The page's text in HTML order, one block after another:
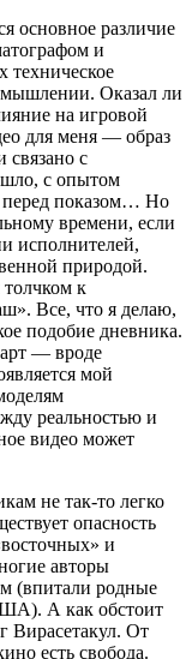
основное различие
и
техническое
мышлении. Оказал ли
на игровой
для меня — образ
связано с
с опытом
перед показом… Но
времени, если
исполнителей,
природой.
толчком к
Все, что я делаю,
подобие дневника.
— вроде
мой
реальностью и
видео может
не так-то легко
опасность
и
авторы
(впитали родные
А как обстоит
Вирасетакул. От
есть свобода.